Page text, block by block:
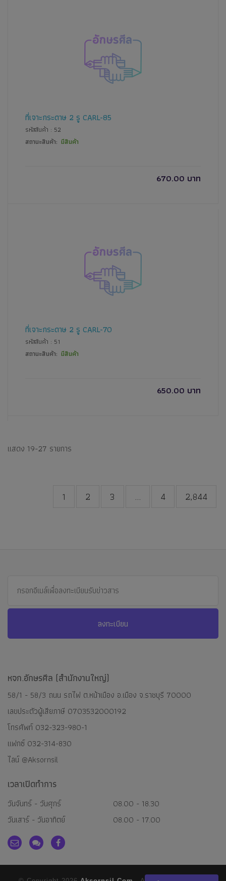
ที่เจาะกระดาษ 2 รู CARL-85
รหัสสินค้า : 52
สถานะสินค้า: มีสินค้า
670.00 บาท
ที่เจาะกระดาษ 2 รู CARL-70
รหัสสินค้า : 51
สถานะสินค้า: มีสินค้า
650.00 บาท
แสดง 19-27 รายการ
1 2 3 ... 4 2,844
ลงทะเบียน
หจก.อักษรศีล (สำนักงานใหญ่)
58/1 - 58/3 ถนน รถไฟ ต.หน้าเมือง อ.เมือง จ.ราชบุรี 70000
เลขประตัวผู้เสียภาษี 0703532000192
โทรศัพท์ 032-323-980-1
แฟกซ์ 032-314-830
ไลน์ @aksornsil
เวลาเปิดทำการ
วันจันทร์ - วันศุกร์
08.00 - 18.30
วันเสาร์ - วันอาทิตย์
08.00 - 17.00